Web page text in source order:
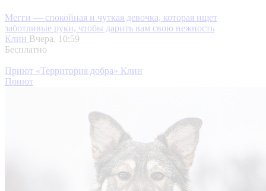
Мегги — спокойная и чуткая девочка, которая ищет
заботливые руки, чтобы дарить вам свою нежность
Клин Вчера, 10:59
Бесплатно
Приют «Территория добра» Клин
Приют